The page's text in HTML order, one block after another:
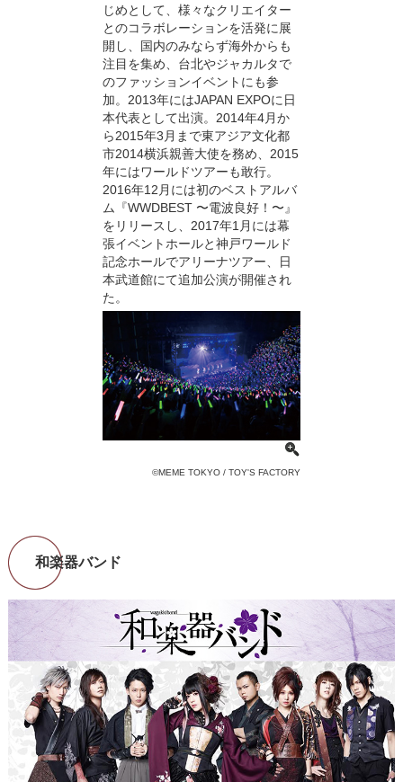
じめとして、様々なクリエイター
とのコラボレーションを活発に展
開し、国内のみならず海外からも
注目を集め、台北やジャカルタで
のファッションイベントにも参
加。2013年にはJAPAN EXPOに日
本代表として出演。2014年4月か
ら2015年3月まで東アジア文化都
市2014横浜親善大使を務め、2015
年にはワールドツアーも敢行。
2016年12月には初のベストアルバ
ム『WWDBEST 〜電波良好！〜』
をリリースし、2017年1月には幕
張イベントホールと神戸ワールド
記念ホールでアリーナツアー、日
本武道館にて追加公演が開催され
た。
©MEME TOKYO / TOY'S FACTORY
和楽器バンド